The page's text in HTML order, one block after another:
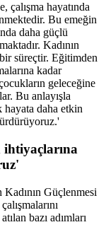
çalışma hayatında
Bu emeğin
daha güçlü
Kadının
süreçtir. Eğitimden
kadar
geleceğine
Bu anlayışla
hayata daha etkin
Güçlenmesi
bazı adımları